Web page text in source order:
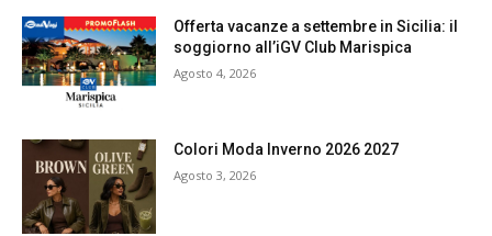
Offerta vacanze a settembre in Sicilia: il
soggiorno all’iGV Club Marispica
Agosto 4, 2026
Colori Moda Inverno 2026 2027
Agosto 3, 2026